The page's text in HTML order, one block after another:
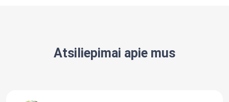
Atsiliepimai apie mus